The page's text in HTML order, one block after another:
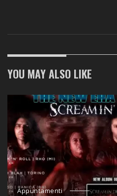
YOU MAY ALSO LIKE
Appuntamenti